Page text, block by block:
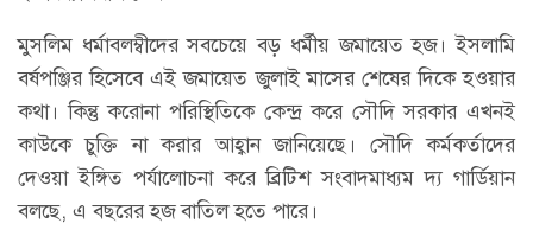
মুসলিম ধর্মাবলম্বীদের সবচেয়ে বড় ধর্মীয় জমায়েত হজ। ইসলামি
বর্ষপঞ্জির হিসেবে এই জমায়েত জুলাই মাসের শেষের দিকে হওয়ার
কথা। কিন্তু করোনা পরিস্থিতিকে কেন্দ্র করে সৌদি সরকার এখনই
কাউকে চুক্তি না করার আহ্বান জানিয়েছে। সৌদি কর্মকর্তাদের
দেওয়া ইঙ্গিত পর্যালোচনা করে ব্রিটিশ সংবাদমাধ্যম দ্য গার্ডিয়ান
বলছে, এ বছরের হজ বাতিল হতে পারে।